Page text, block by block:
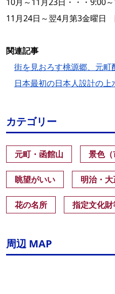
11月24日～翌4月第3金曜日
関連記事
街を見おろす桃源郷、元町
日本最初の日本人設計の上
カテゴリー
元町・函館山 景色（
眺望がいい 明治・
花の名所 指定文化財
周辺 MAP